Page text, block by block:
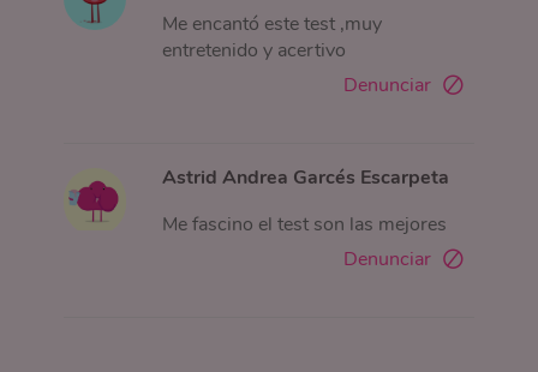
Me encantó este test ,muy
entretenido y acertivo
Denunciar
Astrid Andrea Garcés Escarpeta
Me fascino el test son las mejores
Denunciar